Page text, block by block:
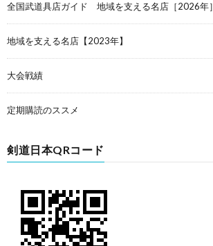
全国武道具店ガイド 地域を支える名店［2026年］
地域を支える名店【2023年】
大会戦績
定期購読のススメ
剣道日本QRコード